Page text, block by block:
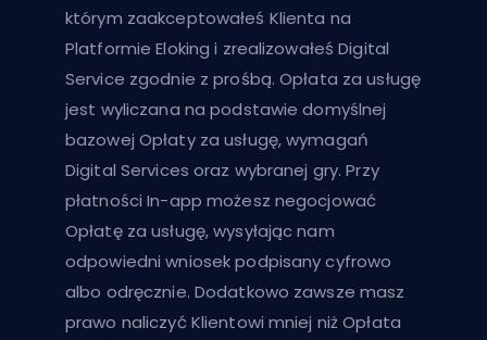
którym zaakceptowałeś Klienta na
Platformie Eloking i zrealizowałeś Digital
Service zgodnie z prośbą. Opłata za usługę
jest wyliczana na podstawie domyślnej
bazowej Opłaty za usługę, wymagań
Digital Services oraz wybranej gry. Przy
płatności In-app możesz negocjować
Opłatę za usługę, wysyłając nam
odpowiedni wniosek podpisany cyfrowo
albo odręcznie. Dodatkowo zawsze masz
prawo naliczyć Klientowi mniej niż Opłata